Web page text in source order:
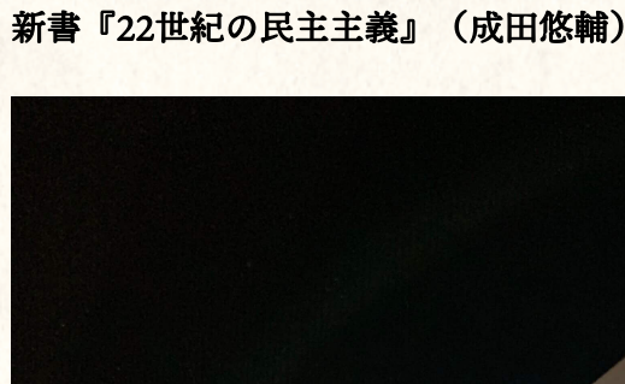
新書『22世紀の民主主義』（成田悠輔）